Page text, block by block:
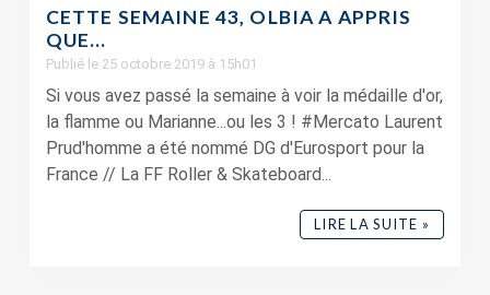
CETTE SEMAINE 43, OLBIA A APPRIS
QUE…
Publié le 25 octobre 2019 à 15h01
Si vous avez passé la semaine à voir la médaille d'or,
la flamme ou Marianne...ou les 3 ! #Mercato Laurent
Prud'homme a été nommé DG d'Eurosport pour la
France // La FF Roller & Skateboard...
LIRE LA SUITE »